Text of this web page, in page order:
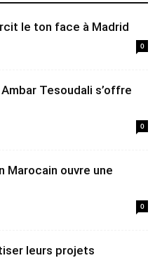
le ton face à Madrid
0
Tesoudali s’offre
0
Marocain ouvre une
0
leurs projets